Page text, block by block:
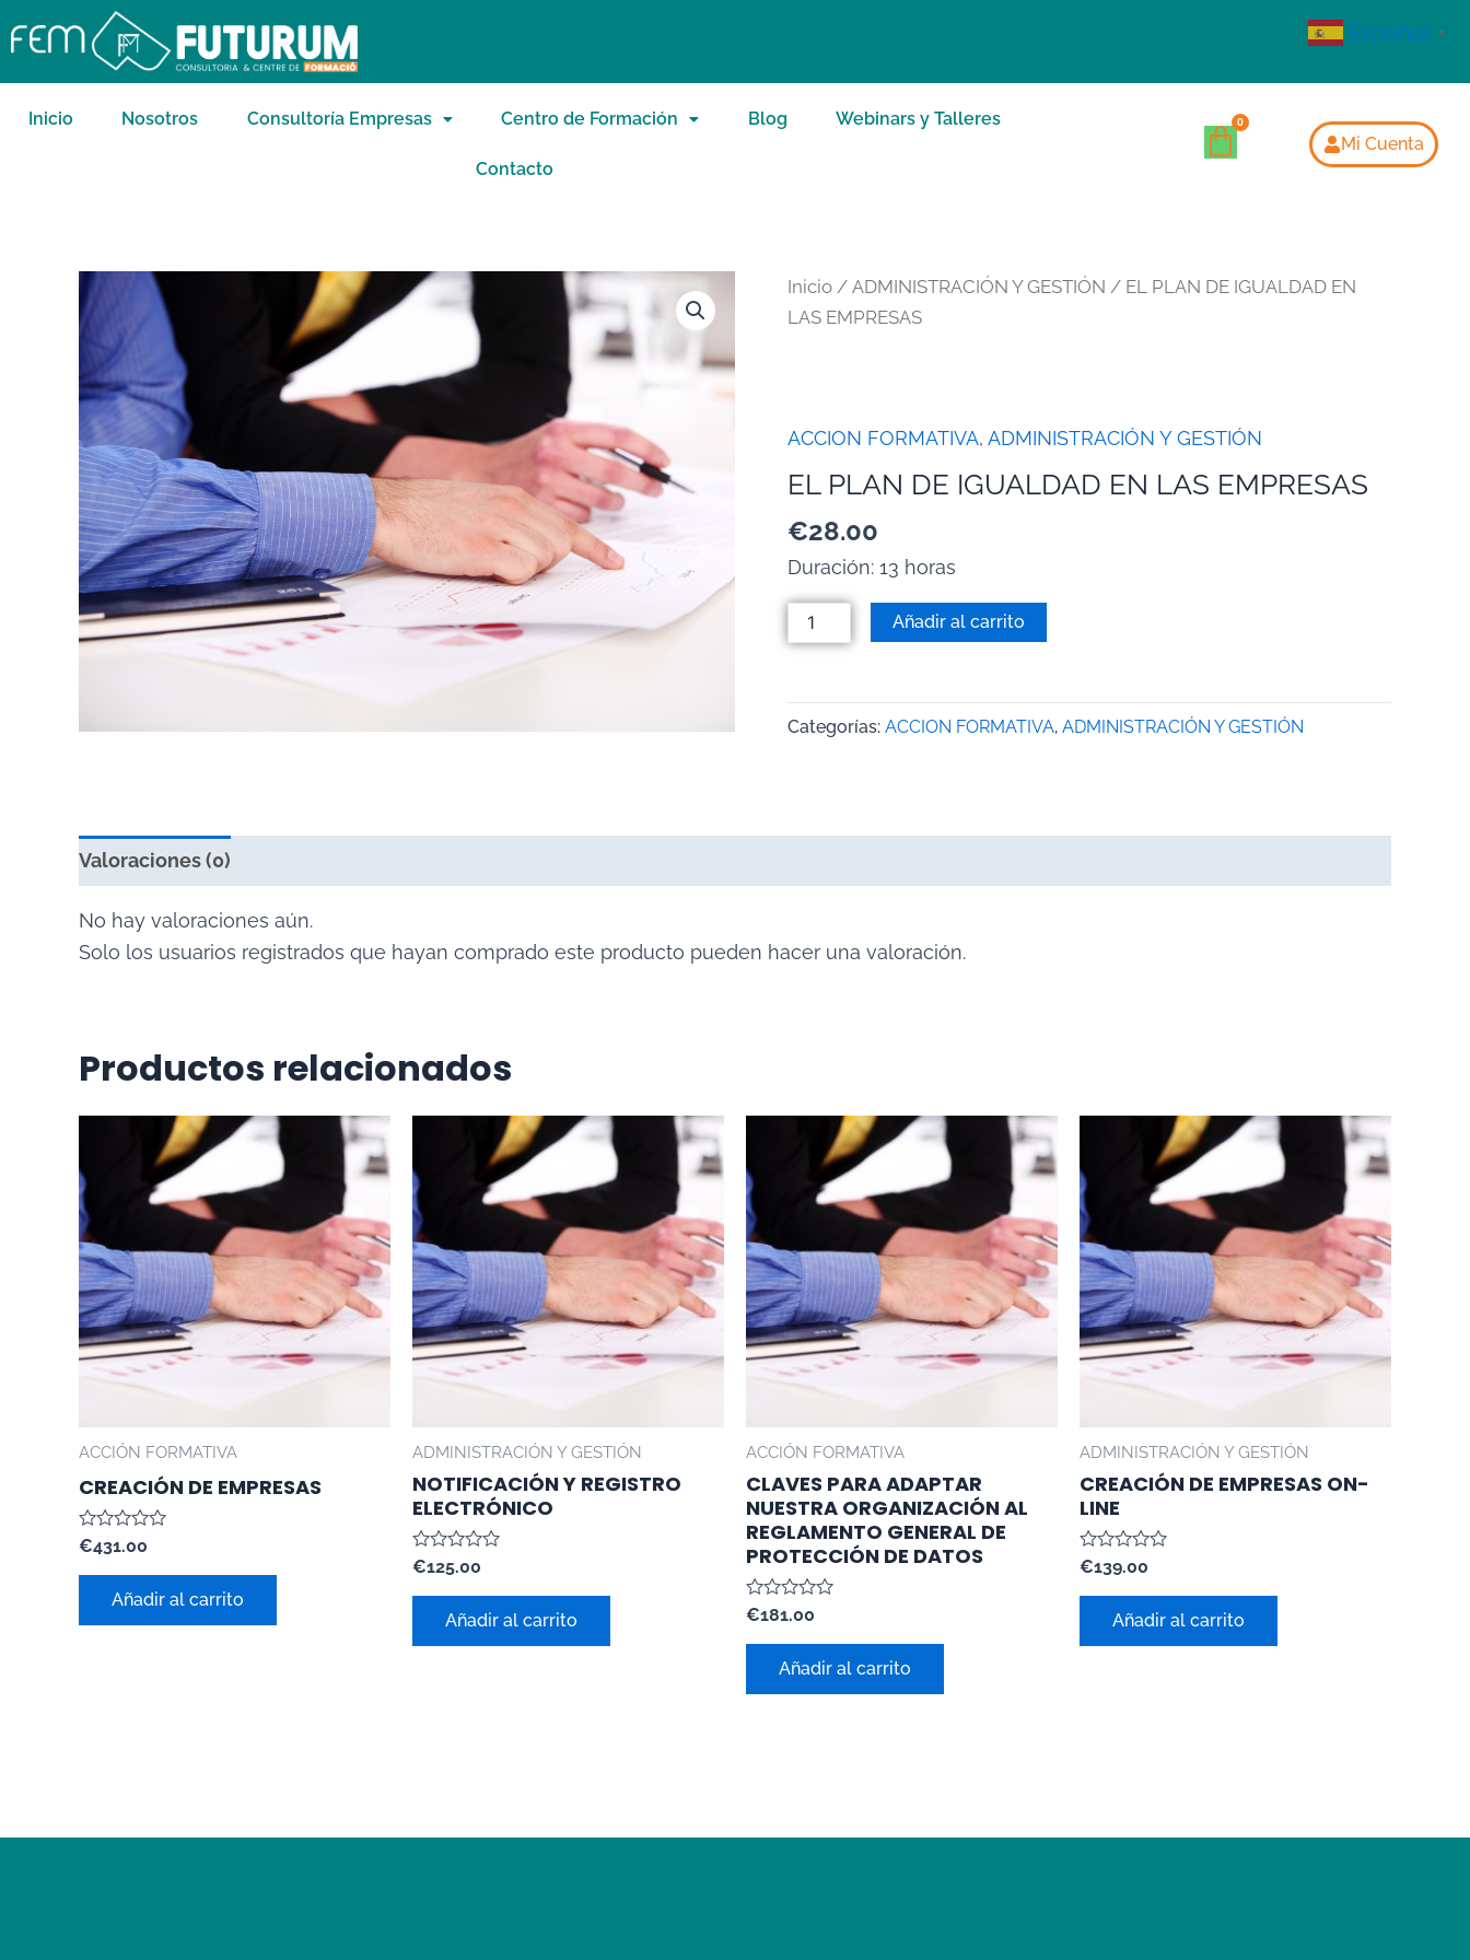
Inicio Nosotros Consultoría Empresas Centro de Formación Blog Webinars y Talleres
Contacto
Mi Cuenta
Inicio / ADMINISTRACIÓN Y GESTIÓN / EL PLAN DE IGUALDAD EN
LAS EMPRESAS
ACCION FORMATIVA, ADMINISTRACIÓN Y GESTIÓN
EL PLAN DE IGUALDAD EN LAS EMPRESAS
€28.00
Duración: 13 horas
Añadir al carrito
Categorías: ACCION FORMATIVA, ADMINISTRACIÓN Y GESTIÓN
Valoraciones (0)
No hay valoraciones aún.
Solo los usuarios registrados que hayan comprado este producto pueden hacer una valoración.
Productos relacionados
ACCIÓN FORMATIVA
CREACIÓN DE EMPRESAS
Valorado
con
0
€431.00
Añadir al carrito
ADMINISTRACIÓN Y GESTIÓN
NOTIFICACIÓN Y REGISTRO
ELECTRÓNICO
Valorado
0
€125.00
Añadir al carrito
ACCIÓN FORMATIVA
CLAVES PARA ADAPTAR
NUESTRA ORGANIZACIÓN AL
REGLAMENTO GENERAL DE
PROTECCIÓN DE DATOS
Valorado
0
€181.00
Añadir al carrito
ADMINISTRACIÓN Y GESTIÓN
CREACIÓN DE EMPRESAS ON-
LINE
Valorado
con
0
€139.00
Añadir al carrito
Español ▼